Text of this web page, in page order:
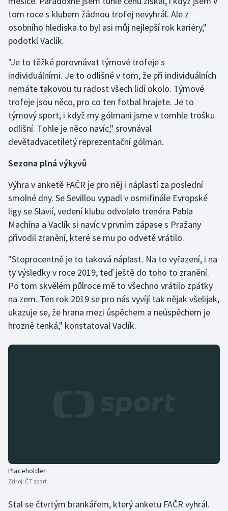
tom roce s klubem žádnou trofej nevyhrál. Ale z
osobního hlediska to byl asi můj nejlepší rok kariéry,"
podotkl Vaclík.
"Je to těžké porovnávat týmové trofeje s
individuálními. Je to odlišné v tom, že při individuálních
nemáte takovou tu radost všech lidí okolo. Týmové
trofeje jsou něco, pro co ten fotbal hrajete. Je to
týmový sport, i když my gólmani jsme v tomhle trošku
odlišní. Tohle je něco navíc," srovnával
devětadvacetiletý reprezentační gólman.
Sezona plná výkyvů
Výhra v anketě FAČR je pro něj i náplastí za poslední
smolné dny. Se Sevillou vypadl v osmifinále Evropské
ligy se Slavií, vedení klubu odvolalo trenéra Pabla
Machína a Vaclík si navíc v prvním zápase s Pražany
přivodil zranění, které se mu po odvetě vrátilo.
"Stoprocentně je to taková náplast. Na to vyřazení, i na
ty výsledky v roce 2019, teď ještě do toho to zranění.
Po tom skvělém půlroce mě to všechno vrátilo zpátky
na zem. Ten rok 2019 se pro nás vyvíjí tak nějak všelijak,
ukazuje se, že hrana mezi úspěchem a neúspěchem je
hrozně tenká," konstatoval Vaclík.
Placeholder
Zdroj: ČT sport
Stal se čtvrtým brankářem, který anketu FAČR vyhrál.